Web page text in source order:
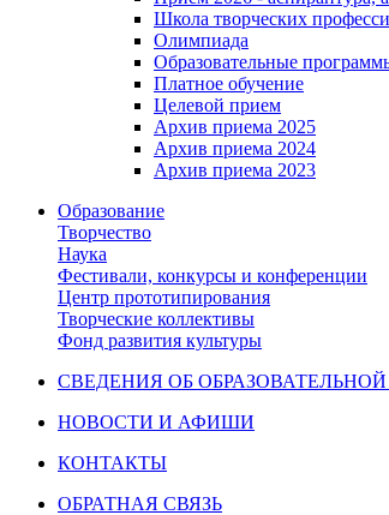
Школа творческих
Олимпиада
Образовательные
Платное обучение
Целевой прием
Архив приема 2025
Архив приема 2024
Архив приема 2023
Образование
Творчество
Наука
Фестивали, конкурсы и конференции
Центр прототипирования
Творческие коллективы
Фонд развития культуры
СВЕДЕНИЯ ОБ
НОВОСТИ И АФИШИ
КОНТАКТЫ
ОБРАТНАЯ СВЯЗЬ